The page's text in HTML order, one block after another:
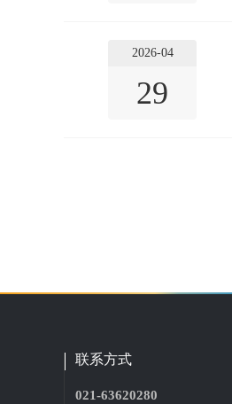
2026-04
29
联系方式
021-63620280